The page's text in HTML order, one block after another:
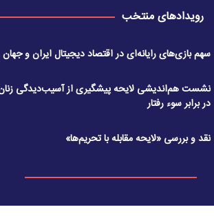
رویدادهای منتخب
سهم بازی‌های رایانه‌ای در اقتصاد دیجیتال ایران و جهان
نشست هم‌اندیشی لایحه پیشگیری از آسیب‌دیدگی زنان
در برابر سوء رفتار
نقد و بررسی «لایحه مقابله با تحریم‌ها»